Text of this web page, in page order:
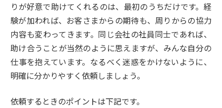
りが好意で助けてくれるのは、最初のうちだけです。経
験が加われば、お客さまからの期待も、周りからの協力
内容も変わってきます。同じ会社の社員同士であれば、
助け合うことが当然のように思えますが、みんな自分の
仕事を抱えています。なるべく迷惑をかけないように、
明確に分かりやすく依頼しましょう。
依頼するときのポイントは下記です。